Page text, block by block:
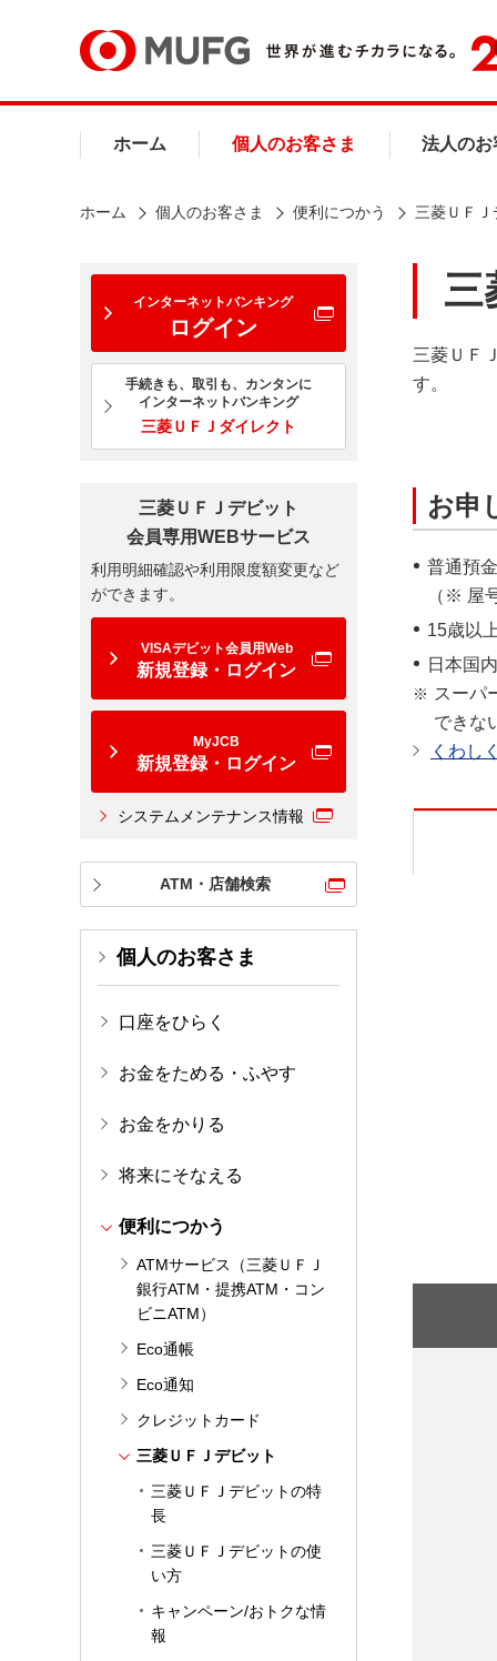
ホーム 個人のお客さま 法人のお
ホーム 個人のお客さま 便利につかう 三菱ＵＦＪ
インターネットバンキング
ログイン
手続きも、取引も、カンタンに
インターネットバンキング
三菱ＵＦＪダイレクト
三菱ＵＦＪデビット
会員専用WEBサービス
利用明細確認や利用限度額変更など
ができます。
VISAデビット会員用Web
新規登録・ログイン
MyJCB
新規登録・ログイン
システムメンテナンス情報
ATM・店舗検索
個人のお客さま
口座をひらく
お金をためる・ふやす
お金をかりる
将来にそなえる
便利につかう
ATMサービス（三菱ＵＦＪ
銀行ATM・提携ATM・コン
ビニATM）
Eco通帳
Eco通知
クレジットカード
三菱ＵＦＪデビット
三菱ＵＦＪデビットの特
長
三菱ＵＦＪデビットの使
い方
キャンペーン/おトクな情
報
三
三菱ＵＦ
す。
お申
普通預
（※ 屋
15歳以
日本国
スーパ
できな
くわし